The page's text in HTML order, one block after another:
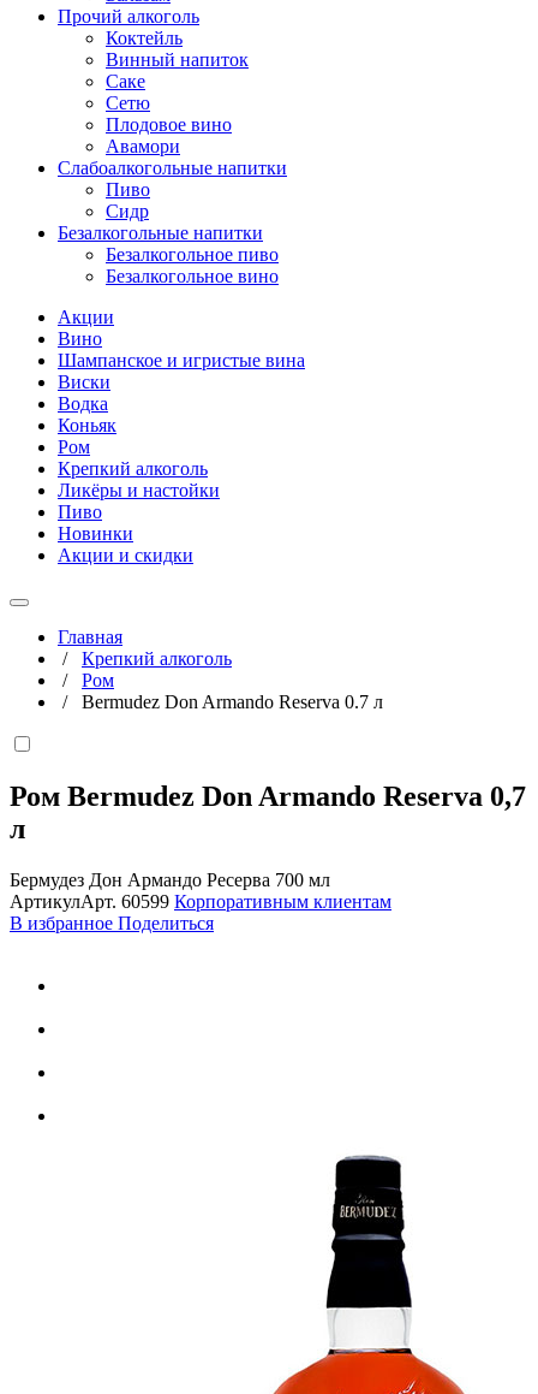
Прочий алкоголь
Коктейль
Винный напиток
Саке
Сетю
Плодовое вино
Авамори
Слабоалкогольные напитки
Пиво
Сидр
Безалкогольные напитки
Безалкогольное пиво
Безалкогольное вино
Акции
Вино
Шампанское и игристые вина
Виски
Водка
Коньяк
Ром
Крепкий алкоголь
Ликёры и настойки
Пиво
Новинки
Акции и скидки
Главная
/ Крепкий алкоголь
/ Ром
/ Bermudez Don Armando Reserva 0.7 л
Ром Bermudez Don Armando Reserva 0,7
л
Бермудез Дон Армандо Ресерва 700 мл
АртикулАрт. 60599 Корпоративным клиентам
В избранное Поделиться